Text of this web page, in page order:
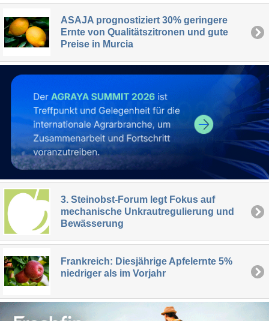
ASAJA prognostiziert 30% geringere
Ernte von Qualitätszitronen und gute
Preise in Murcia
3. Steinobst-Forum legt Fokus auf
mechanische Unkrautregulierung und
Bewässerung
Frankreich: Diesjährige Apfelernte 5%
niedriger als im Vorjahr